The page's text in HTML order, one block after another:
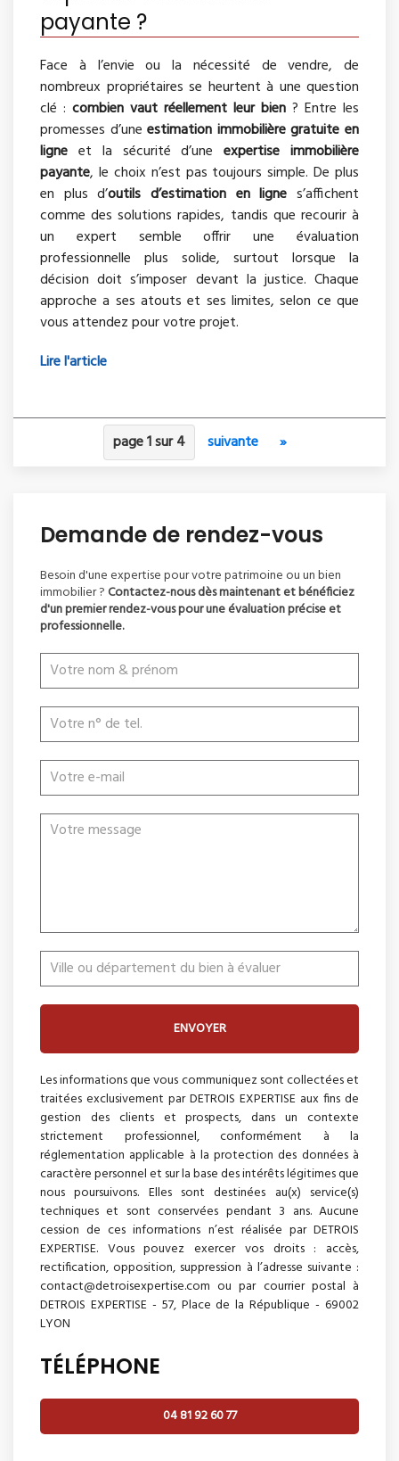
payante ?
Face à l’envie ou la nécessité de vendre, de
nombreux propriétaires se heurtent à une question
clé : combien vaut réellement leur bien ? Entre les
promesses d’uneestimation immobilière gratuite en
ligne et la sécurité d’uneexpertise immobilière
payante, le choix n’est pas toujours simple. De plus
en plus d’outils d’estimation en ligne s’affichent
comme des solutions rapides, tandis que recourir à
un expert semble offrir une évaluation
professionnelle plus solide, surtout lorsque la
décision doit s’imposer devant la justice. Chaque
approche a ses atouts et ses limites, selon ce que
vous attendez pour votre projet.
Lire l'article
page 1 sur 4 suivante »
Demande de rendez-vous
Besoin d'une expertise pour votre patrimoine ou un bien
immobilier ?Contactez-nous dès maintenant et bénéficiez
d'un premier rendez-vous pour une évaluation précise et
professionnelle.
ENVOYER
Les informations que vous communiquez sont collectées et
traitées exclusivement par DETROIS EXPERTISE aux fins de
gestion des clients et prospects, dans un contexte
strictement professionnel, conformément à la
réglementation applicable à la protection des données à
caractère personnel et sur la base des intérêts légitimes que
nous poursuivons. Elles sont destinées au(x) service(s)
techniques et sont conservées pendant 3 ans. Aucune
cession de ces informations n’est réalisée par DETROIS
EXPERTISE. Vous pouvez exercer vos droits : accès,
rectification, opposition, suppression à l’adresse suivante :
contact@detroisexpertise.com ou par courrier postal à
DETROIS EXPERTISE - 57, Place de la République - 69002
LYON
TÉLÉPHONE
04 81 92 60 77